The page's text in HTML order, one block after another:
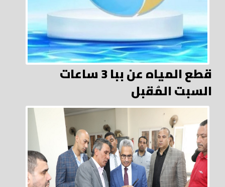
قطع المياه عن ببا 3 ساعات
السبت المُقبل